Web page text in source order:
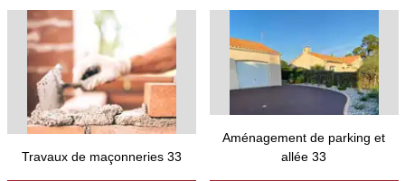
Travaux de maçonneries 33
Aménagement de parking et
allée 33